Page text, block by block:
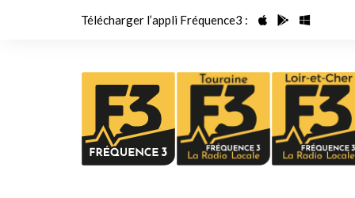
Télécharger l’appli Fréquence3 :